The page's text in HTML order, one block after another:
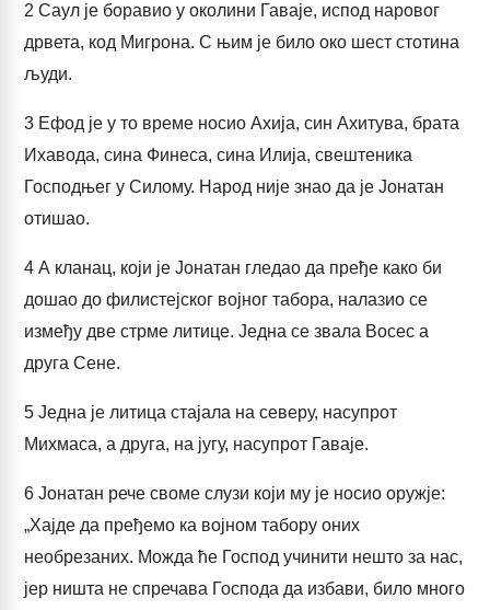
2 Саул је боравио у околини Гаваје, испод наровог
дрвета, код Мигрона. С њим је било око шест стотина
људи.
3 Ефод је у то време носио Ахија, син Ахитува, брата
Ихавода, сина Финеса, сина Илија, свештеника
Господњег у Силому. Народ није знао да је Јонатан
отишао.
4 А кланац, који је Јонатан гледао да пређе како би
дошао до филистејског војног табора, налазио се
између две стрме литице. Једна се звала Восес а
друга Сене.
5 Једна је литица стајала на северу, насупрот
Михмаса, а друга, на југу, насупрот Гаваје.
6 Јонатан рече своме слузи који му је носио оружје:
„Хајде да пређемо ка војном табору оних
необрезаних. Можда ће Господ учинити нешто за нас,
јер ништа не спречава Господа да избави, било много